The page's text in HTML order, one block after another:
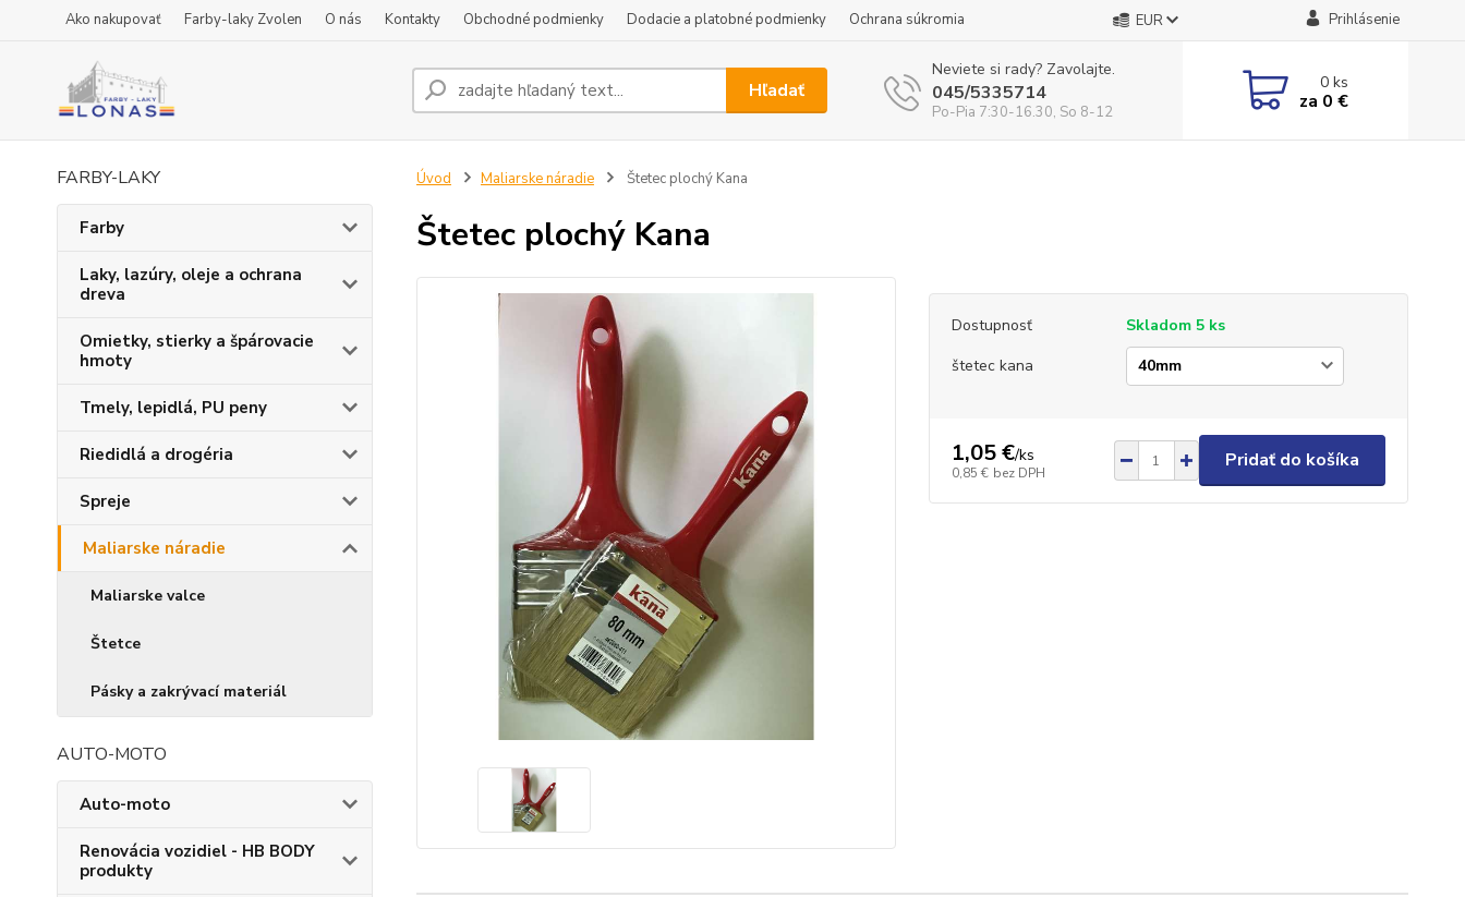
Ako nakupovať Farby-laky Zvolen O nás Kontakty Obchodné podmienky Dodacie a platobné podmienky Ochrana súkromia EUR Prihlásenie
Hľadať
Neviete si rady? Zavolajte.
045/5335714
Po-Pia 7:30-16.30, So 8-12
0ks
za 0 €
FARBY-LAKY
Farby
Laky, lazúry, oleje a ochrana
dreva
Omietky, stierky a špárovacie
hmoty
Tmely, lepidlá, PU peny
Riedidlá a drogéria
Spreje
Maliarske náradie
Maliarske valce
Štetce
Pásky a zakrývací materiál
AUTO-MOTO
Auto-moto
Renovácia vozidiel - HB BODY
produkty
Úvod Maliarske náradie Štetec plochý Kana
Štetec plochý Kana
Dostupnosť
Skladom 5 ks
štetec kana
1,05 €/ks
0,85 € bez DPH
Pridať do košíka